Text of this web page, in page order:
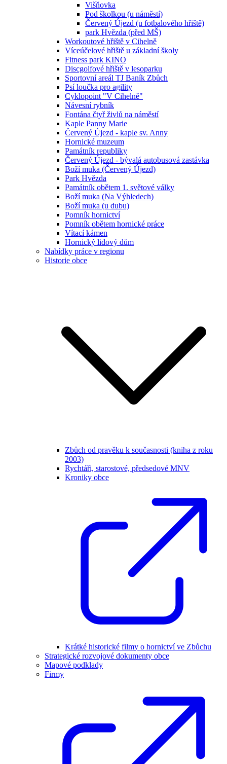
Višňovka
Pod školkou (u náměstí)
Červený Újezd (u fotbalového hřiště)
park Hvězda (před MŠ)
Workoutové hřiště v Cihelně
Víceúčelové hřiště u základní školy
Fitness park KINO
Discgolfové hřiště v lesoparku
Sportovní areál TJ Baník Zbůch
Psí loučka pro agility
Cyklopoint "V Cihelně"
Návesní rybník
Fontána čtyř živlů na náměstí
Kaple Panny Marie
Červený Újezd - kaple sv. Anny
Hornické muzeum
Památník republiky
Červený Újezd - bývalá autobusová zastávka
Boží muka (Červený Újezd)
Park Hvězda
Památník obětem 1. světové války
Boží muka (Na Výhledech)
Boží muka (u dubu)
Pomník hornictví
Pomník obětem hornické práce
Vítací kámen
Hornický lidový dům
Nabídky práce v regionu
Historie obce
Zbůch od pravěku k současnosti (kniha z roku
2003)
Rychtáři, starostové, předsedové MNV
Kroniky obce
Krátké historické filmy o hornictví ve Zbůchu
Strategické rozvojové dokumenty obce
Mapové podklady
Firmy